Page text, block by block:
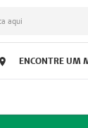
aqui
ENCONTRE UM